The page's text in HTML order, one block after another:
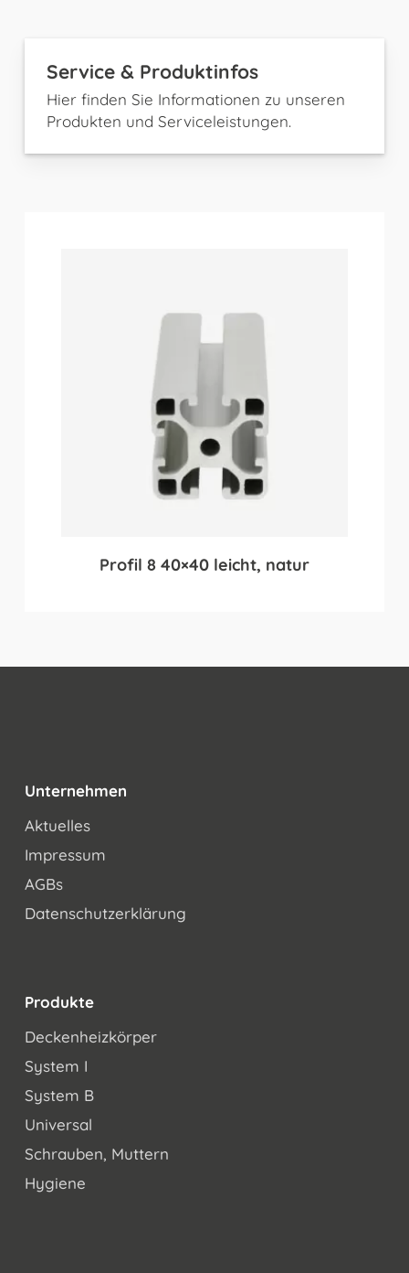
Service & Produktinfos
Hier finden Sie Informationen zu unseren
Produkten und Serviceleistungen.
Profil 8 40×40 leicht, natur
Unternehmen
Aktuelles
Impressum
AGBs
Datenschutzerklärung
Produkte
Deckenheizkörper
System I
System B
Universal
Schrauben, Muttern
Hygiene